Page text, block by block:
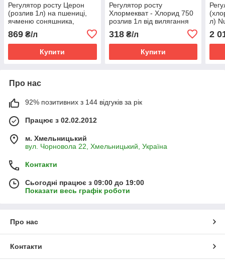
Регулятор росту Церон
(розлив 1л) на пшениці,
ячменю соняшника,
869 ₴/л
Купити
Регулятор росту
Хлормекват - Хлорид 750
розлив 1л від вилягання
(пшениця, ячмінь)
318₴/л
Купити
л)
2
Про нас
92% позитивних з 144 відгуків за рік
Працює з 02.02.2012
м. Хмельницький
вул. Чорновола 22, Хмельницький, Україна
Контакти
Сьогодні працює з 09:00 до 19:00
Показати весь графік роботи
Про нас
Контакти